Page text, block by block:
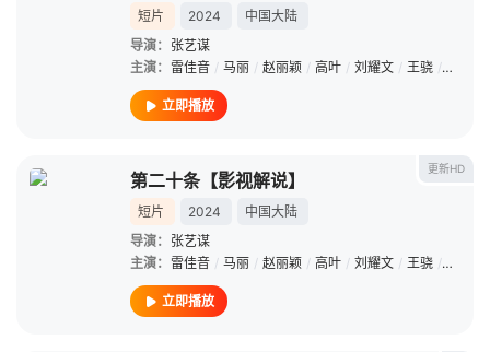
短片 2024
中国大陆
导演： 张艺谋
主演： 雷佳音 / 马丽 / 赵丽颖 / 高叶 / 刘耀文 / 王骁 / 陈明昊
立即播放
更新HD
第二十条【影视解说】
短片 2024
中国大陆
导演： 张艺谋
主演： 雷佳音 / 马丽 / 赵丽颖 / 高叶 / 刘耀文 / 王骁 / 陈明昊
立即播放